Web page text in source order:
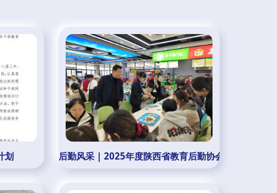
划 后勤风采 | 2025年度陕西省教育后勤协会分支机构